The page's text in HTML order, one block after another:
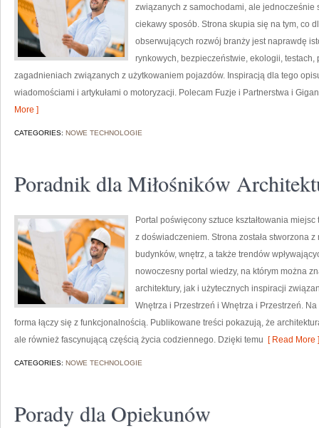
związanych z samochodami, ale jednocześnie
ciekawy sposób. Strona skupia się na tym, co
obserwujących rozwój branży jest naprawdę
rynkowych, bezpieczeństwie, ekologii,
zagadnieniach związanych z użytkowaniem pojazdów. Inspiracją dla tego
wiadomościami i artykułami o motoryzacji. Polecam Fuzje i Partnerstwa i
More ]
CATEGORIES: NOWE TECHNOLOGIE
Poradnik dla Miłośników
Portal poświęcony sztuce kształtowania
z doświadczeniem. Strona została stworzona
budynków, wnętrz, a także trendów
nowoczesny portal wiedzy, na którym można
architektury, jak i użytecznych inspiracji
Wnętrza i Przestrzeń i Wnętrza i Przestrzeń.
forma łączy się z funkcjonalnością. Publikowane treści pokazują, że
ale również fascynującą częścią życia codziennego. Dzięki temu [ Read More ]
CATEGORIES: NOWE TECHNOLOGIE
Porady dla Opiekunów